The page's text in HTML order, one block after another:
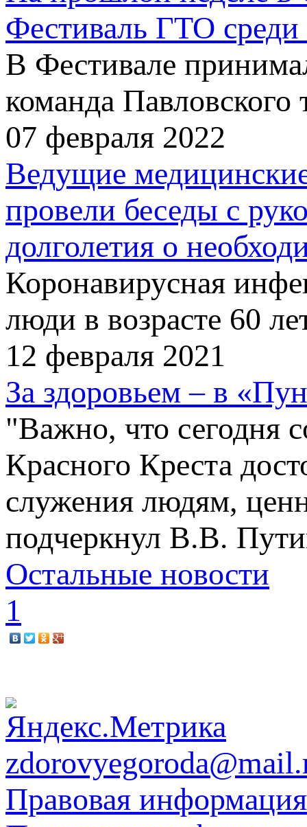
Фестиваль ГТО среди
В Фестивале
команда Павловского
07 февраля 2022
Ведущие
провели беседы с
долголетия о
Коронавирусная
люди в возрасте 60
12 февраля 2021
За здоровьем – в
"Важно, что сегодня
Красного Креста
служения людям,
подчеркнул В.В.
Остальные новости
1
Правовая информация